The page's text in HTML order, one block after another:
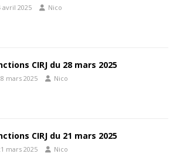
avril 2025 Nico
CIRJ du 28 mars 2025
mars 2025 Nico
CIRJ du 21 mars 2025
mars 2025 Nico